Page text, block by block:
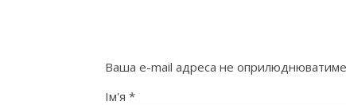
Ваша e-mail адреса не
Ім'я *